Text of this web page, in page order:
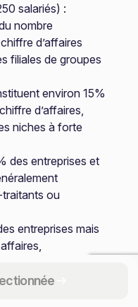
salariés) :
nombre
d’affaires
filiales de groupes
environ 15%
d’affaires,
niches à forte
des entreprises et
ou
entreprises mais